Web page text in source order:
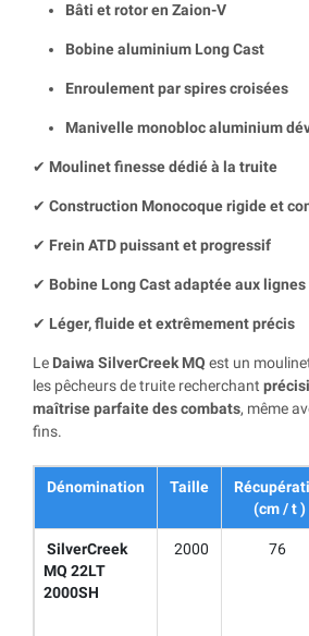
Bâti et rotor en Zaion-V
Bobine aluminium Long Cast
Enroulement par spires croisées
Manivelle monobloc aluminium
✔ Moulinet finesse dédié à la truite
✔ Construction Monocoque rigide et
✔ Frein ATD puissant et progressif
✔ Bobine Long Cast adaptée aux
✔ Léger, fluide et extrêmement précis
Le Daiwa SilverCreek MQ est un
les pêcheurs de truite recherchant
maîtrise parfaite des combats, même
fins.
Dénomination Taille
(cm / t )
SilverCreek
MQ 22LT
2000SH
2000 76